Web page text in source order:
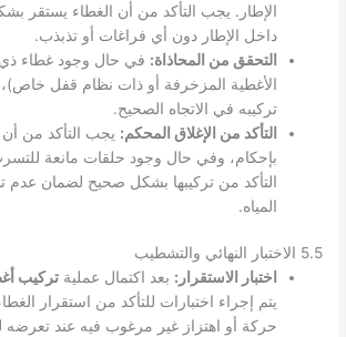
الإطار. يجب التأكد من أن الغطاء يستقر
داخل الإطار دون أي فراغات أو تذبذب.
التحقق من المحاذاة: في حال وجود غطاء ذي
الأغطية المزخرفة أو ذات نظام قفل
تركيبه في الاتجاه الصحيح.
التأكد من الإغلاق المحكم: يجب التأكد من أن
بإحكام، وفي حال وجود حلقات مانعة
التأكد من تركيبها بشكل صحيح لضمان عدم
المياه.
5.5 الاختبار النهائي والتشطيب
اختبار الاستقرار: بعد اكتمال عمليةتركيب
يتم إجراء اختبارات للتأكد من استقرار
حركة أو اهتزاز غير مرغوب فيه عند تعرضه